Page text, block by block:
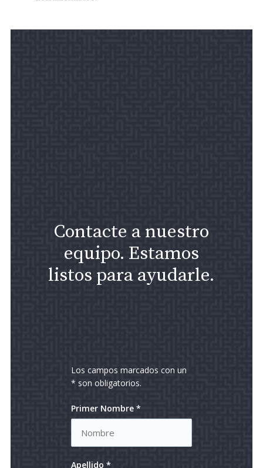
Contacte a nuestro
equipo. Estamos
listos para ayudarle.
Los campos marcados con un
* son obligatorios.
Primer Nombre *
Apellido *